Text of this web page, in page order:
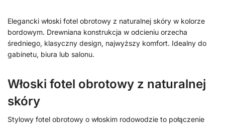
Elegancki włoski fotel obrotowy z naturalnej skóry w kolorze
bordowym. Drewniana konstrukcja w odcieniu orzecha
średniego, klasyczny design, najwyższy komfort. Idealny do
gabinetu, biura lub salonu.
Włoski fotel obrotowy z naturalnej
skóry
Stylowy fotel obrotowy o włoskim rodowodzie to połączenie